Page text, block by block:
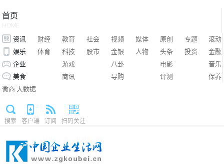
首页
HOME
资讯 财经 教育 社会 视频 媒体 原创 专题
滚动
娱乐
体育 科技 股市 金银 人物 头条 投资
金融
企业
游戏 八卦 电影
音乐
美食
商讯 导购 评测
保养
微商 大数据
搜索 客户端 订阅 扫码关注